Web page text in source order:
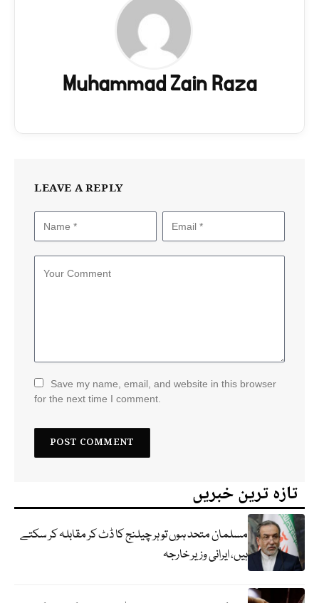
Muhammad Zain Raza
LEAVE A REPLY
Save my name, email, and website in this browser
for the next time I comment.
تازہ ترین خبریں
مسلمان متحد ہوں تو ہر چیلنج کا ڈٹ کر مقابلہ کر سکتے
ہیں، ایرانی وزیر خارجہ